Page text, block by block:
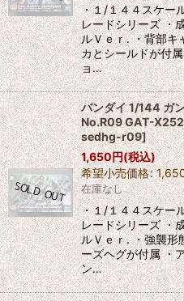
・１/１４４スケー
レードシリーズ ・
ルＶｅｒ. ・背部キ
カとシールドが付
ョ…
バンダイ 1/144 ガ
No.R09 GAT-X252
sedhg-r09]
1,650円(税込)
希望小売価格:
在庫なし
・１/１４４スケー
レードシリーズ ・
ルＶｅｒ. ・強襲形
ーズヘグが付属 ・
ン…